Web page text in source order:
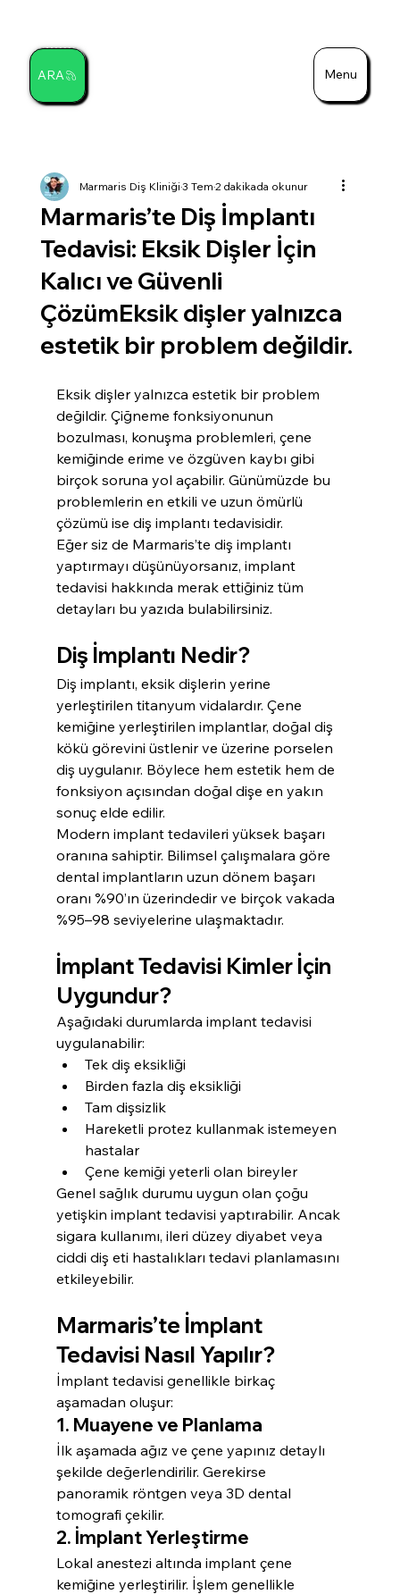
Menu
ARA
Marmaris’te Diş İmplantı
Tedavisi: Eksik Dişler İçin
Kalıcı ve Güvenli
ÇözümEksik dişler yalnızca
estetik bir problem değildir.
Marmaris Diş Kliniği3 Tem2 dakikada okunur
Eksik dişler yalnızca estetik bir problem
değildir. Çiğneme fonksiyonunun
bozulması, konuşma problemleri, çene
kemiğinde erime ve özgüven kaybı gibi
birçok soruna yol açabilir. Günümüzde bu
problemlerin en etkili ve uzun ömürlü
çözümü ise diş implantı tedavisidir.
Eğer siz de Marmaris’te diş implantı
yaptırmayı düşünüyorsanız, implant
tedavisi hakkında merak ettiğiniz tüm
detayları bu yazıda bulabilirsiniz.
Diş İmplantı Nedir?
Diş implantı, eksik dişlerin yerine
yerleştirilen titanyum vidalardır. Çene
kemiğine yerleştirilen implantlar, doğal diş
kökü görevini üstlenir ve üzerine porselen
diş uygulanır. Böylece hem estetik hem de
fonksiyon açısından doğal dişe en yakın
sonuç elde edilir.
Modern implant tedavileri yüksek başarı
oranına sahiptir. Bilimsel çalışmalara göre
dental implantların uzun dönem başarı
oranı %90’ın üzerindedir ve birçok vakada
%95–98 seviyelerine ulaşmaktadır.
İmplant Tedavisi Kimler İçin
Uygundur?
Aşağıdaki durumlarda implant tedavisi
uygulanabilir:
Tek diş eksikliği
Birden fazla diş eksikliği
Tam dişsizlik
Hareketli protez kullanmak istemeyen
hastalar
Çene kemiği yeterli olan bireyler
Genel sağlık durumu uygun olan çoğu
yetişkin implant tedavisi yaptırabilir. Ancak
sigara kullanımı, ileri düzey diyabet veya
ciddi diş eti hastalıkları tedavi planlamasını
etkileyebilir.
Marmaris’te İmplant
Tedavisi Nasıl Yapılır?
İmplant tedavisi genellikle birkaç
aşamadan oluşur:
1. Muayene ve Planlama
İlk aşamada ağız ve çene yapınız detaylı
şekilde değerlendirilir. Gerekirse
panoramik röntgen veya 3D dental
tomografi çekilir.
2. İmplant Yerleştirme
Lokal anestezi altında implant çene
kemiğine yerleştirilir. İşlem genellikle